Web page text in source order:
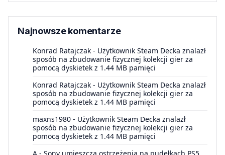
Najnowsze komentarze
Konrad Ratajczak - Użytkownik Steam Decka znalazł
sposób na zbudowanie fizycznej kolekcji gier za
pomocą dyskietek z 1.44 MB pamięci
Konrad Ratajczak - Użytkownik Steam Decka znalazł
sposób na zbudowanie fizycznej kolekcji gier za
pomocą dyskietek z 1.44 MB pamięci
maxns1980 - Użytkownik Steam Decka znalazł
sposób na zbudowanie fizycznej kolekcji gier za
pomocą dyskietek z 1.44 MB pamięci